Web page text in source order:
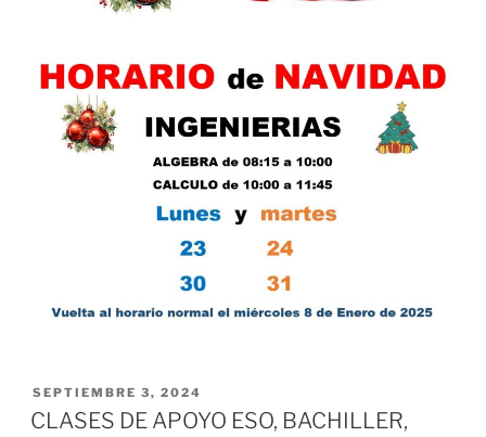
PUBLICADO
EL
SEPTIEMBRE 3, 2024
CLASES DE APOYO ESO, BACHILLER,